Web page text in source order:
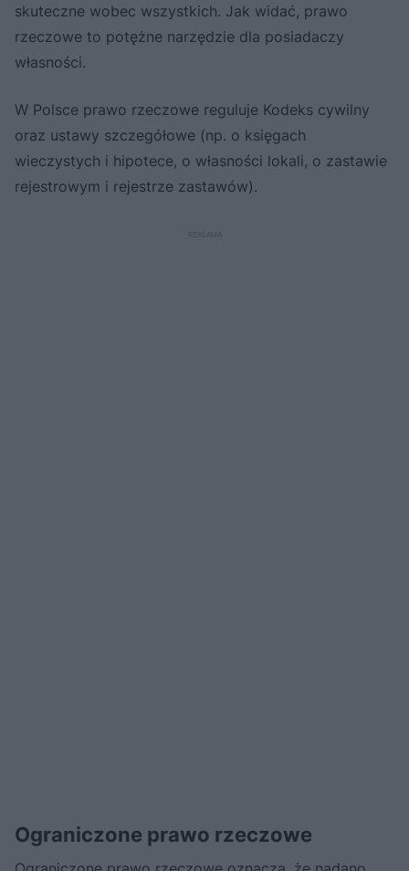
skuteczne wobec wszystkich. Jak widać, prawo
rzeczowe to potężne narzędzie dla posiadaczy
własności.
W Polsce prawo rzeczowe reguluje Kodeks cywilny
oraz ustawy szczegółowe (np. o księgach
wieczystych i hipotece, o własności lokali, o zastawie
rejestrowym i rejestrze zastawów).
Ograniczone prawo rzeczowe